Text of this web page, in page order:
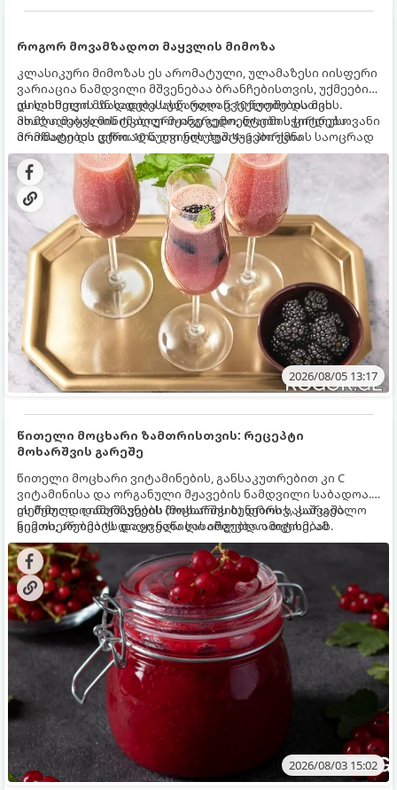
როგორ მოვამზადოთ მაყვლის მიმოზა
კლასიკური მიმოზას ეს არომატული, ულამაზესი იისფერი
ვარიაცია ნამდვილი მშვენებაა ბრანჩებისთვის, უქმეების
დილისთვის ან სადღესასწაულო წვეულებებისთვის.
ახალი მაყვლის ტკბილ-მჟავე გემო, ლაიმის ციტრუსოვანი
არომატი და ცქრიალა ღვინის ბუშტუკები ქმნის საოცრად
დახვეწილ და მაგრილებელ კოქტეილს.
ეს სასმელი მზადდება სულ რაღაც 10 წუთში და მის
მომზადებას მინიმალური ინგრედიენტები სჭირდება.
მომზადების დრო: 10 წუთი ულუფა: 4–6 პორცია
2026/08/05 13:17
წითელი მოცხარი ზამთრისთვის: რეცეპტი
მოხარშვის გარეშე
წითელი მოცხარი ვიტამინების, განსაკუთრებით კი C
ვიტამინისა და ორგანული მჟავების ნამდვილი საბადოა.
თერმული დამუშავების (მოხარშვის) დროს სასარგებლო
ნივთიერებების დიდი ნაწილი იშლება. ამიტომ, ამ
კენკრის ზამთრისთვის შესანახად საუკეთესო გზა
„ცოცხალი ჯემის“ მომზადებაა - მოხარშვის გარეშე.
ეს მეთოდი ინარჩუნებს მოცხარის ბუნებრივ, კაშკაშა
გემოს, არომატს და ყველა სასარგებლო თვისებას.
2026/08/03 15:02